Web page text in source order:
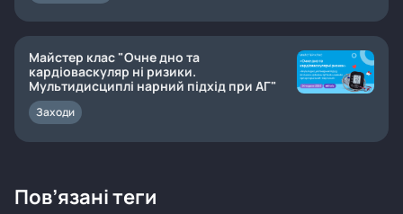
Майстер клас "Очне дно та
кардіоваскуляр ні ризики.
Мультидисциплі нарний підхід при АГ"
Заходи
Пов’язані теги